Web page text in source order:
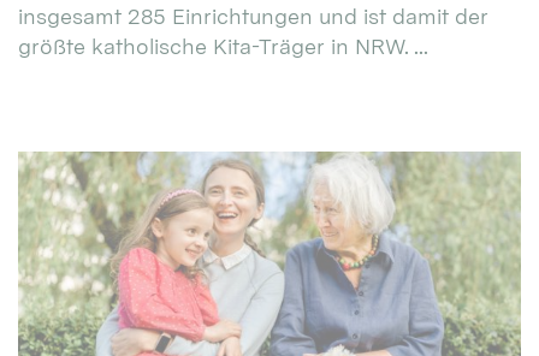
insgesamt 285 Einrichtungen und ist damit der
größte katholische Kita-Träger in NRW. ...